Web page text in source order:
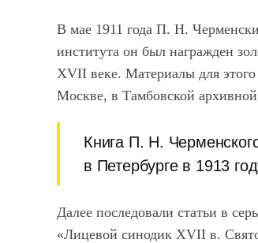
В мае 1911 года П. Н.
института он был награжден
XVII веке. Материалы для
Москве, в Тамбовской
Книга П. Н.
в Петербурге в 1913
Далее последовали статьи в
«Лицевой синодик XVII в.